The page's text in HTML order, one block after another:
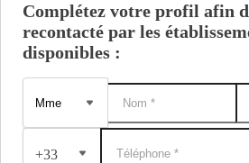
Complétez votre profil afin
recontacté par les
disponibles :
+33